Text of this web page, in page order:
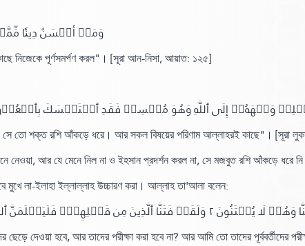
﴿وَمَنۡ أَحۡسَنُ دِينٗا
নিজেকে পূর্ণসমর্পণ করল" । [সূরা আন-নিসা,আয়াত: ১২৫]
وَجۡهَهُۥٓ إِلَى ٱللَّهِ وَهُوَ مُحۡسِنٞ فَقَدِ ٱسۡتَمۡسَكَ بِٱلۡعُرۡوَةِ
সে তো শক্ত রশি আঁকড়ে ধরে। আর সকল বিষয়ের পরিণাম আল্লাহরই কাছে" । [সূরা
নেওয়া, আর যে মেনে নিল না ও ইহসান প্রদর্শন করল না, সে মজবুত রশি আঁকড়ে ধরে
মুখে লা-ইলাহা ইল্লাল্লাহ উচ্চারণ করা। আল্লাহ তা'আলা বলেন:
দেওয়া হবে, আর তাদের পরীক্ষা করা হবে না? আর আমি তো তাদের পূর্ববর্তীদের